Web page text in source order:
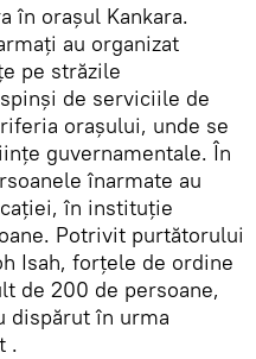
în orașul Kankara.
au organizat
pe străzile
de serviciile de
orașului, unde se
guvernamentale. În
înarmate au
în instituție
Potrivit purtătorului
Isah, forțele de ordine
de 200 de persoane,
dispărut în urma
.